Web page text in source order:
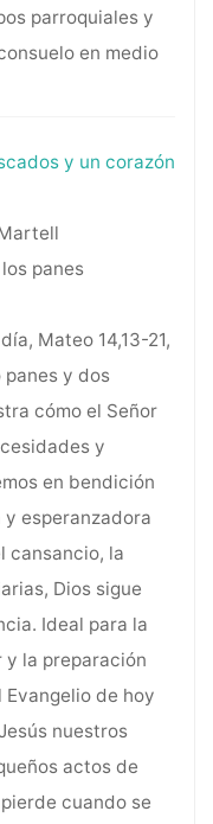
parroquiales y
en medio
y un corazón
panes
Mateo 14,13-21,
y dos
cómo el Señor
y
en bendición
esperanzadora
cansancio, la
Dios sigue
Ideal para la
la preparación
de hoy
nuestros
actos de
cuando se